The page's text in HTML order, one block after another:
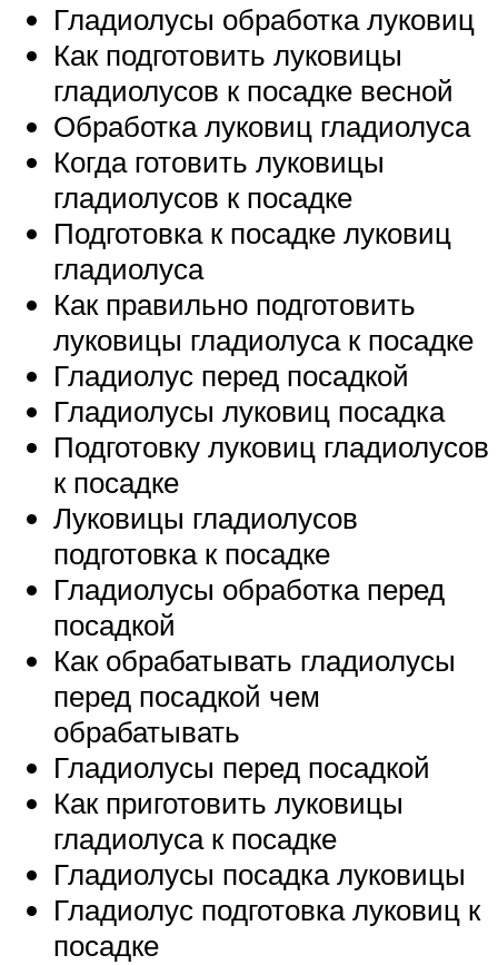
Гладиолусы обработка луковиц
Как подготовить луковицы
гладиолусов к посадке весной
Обработка луковиц гладиолуса
Когда готовить луковицы
гладиолусов к посадке
Подготовка к посадке луковиц
гладиолуса
Как правильно подготовить
луковицы гладиолуса к посадке
Гладиолус перед посадкой
Гладиолусы луковиц посадка
Подготовку луковиц гладиолусов
к посадке
Луковицы гладиолусов
подготовка к посадке
Гладиолусы обработка перед
посадкой
Как обрабатывать гладиолусы
перед посадкой чем
обрабатывать
Гладиолусы перед посадкой
Как приготовить луковицы
гладиолуса к посадке
Гладиолусы посадка луковицы
Гладиолус подготовка луковиц к
посадке